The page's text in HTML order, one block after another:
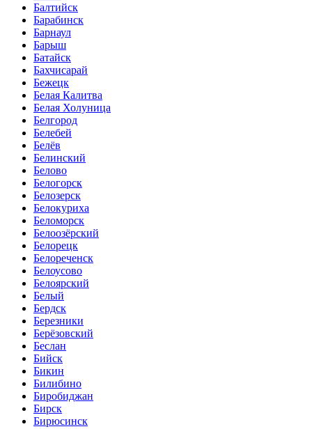
Балтийск
Барабинск
Барнаул
Барыш
Батайск
Бахчисарай
Бежецк
Белая Калитва
Белая Холуница
Белгород
Белебей
Белёв
Белинский
Белово
Белогорск
Белозерск
Белокуриха
Беломорск
Белоозёрский
Белорецк
Белореченск
Белоусово
Белоярский
Белый
Бердск
Березники
Берёзовский
Беслан
Бийск
Бикин
Билибино
Биробиджан
Бирск
Бирюсинск